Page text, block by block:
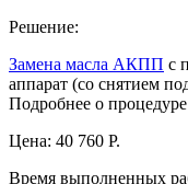
Решение:
Замена масла АКПП с
аппарат (со снятием
Подробнее о
Цена: 40 760 Р.
Время выполненных